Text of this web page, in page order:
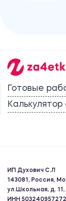
Готовые
ИП Духович С.Л
143081, Россия,
ул.Школьная, д. 11,
ИНН 503240957272